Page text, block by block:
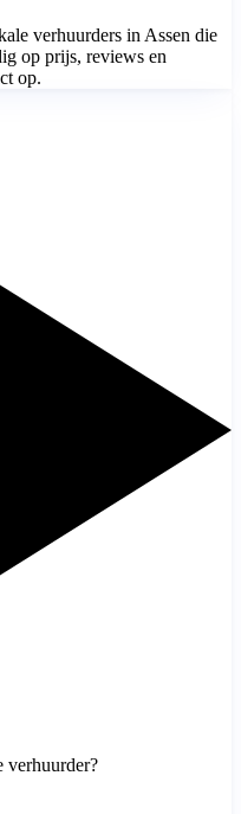
verhuurders in Assen die
op prijs, reviews en
op.
verhuurder?